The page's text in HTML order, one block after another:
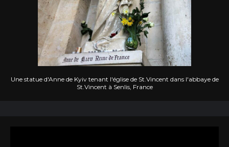
Une statue d'Anne de Kyiv tenant l'église de St.Vincent dans l'abbaye de
St.Vincent à Senlis, France